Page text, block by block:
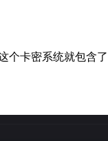
个卡密系统就包含了